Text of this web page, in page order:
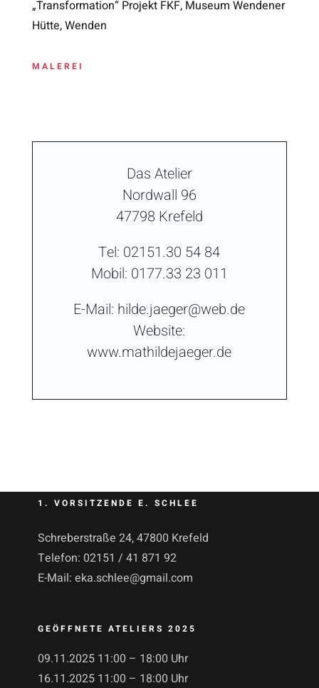
„Transformation“ Projekt FKF, Museum Wendener
Hütte, Wenden
MALEREI
Das Atelier
Nordwall 96
47798 Krefeld
Tel: 02151.30 54 84
Mobil: 0177.33 23 011
E-Mail: hilde.jaeger@web.de
Website:
www.mathildejaeger.de
1. VORSITZENDE E. SCHLEE
Schreberstraße 24, 47800 Krefeld
Telefon: 02151 / 41 871 92
E-Mail: eka.schlee@gmail.com
GEÖFFNETE ATELIERS 2025
09.11.2025 11:00 – 18:00 Uhr
16.11.2025 11:00 – 18:00 Uhr